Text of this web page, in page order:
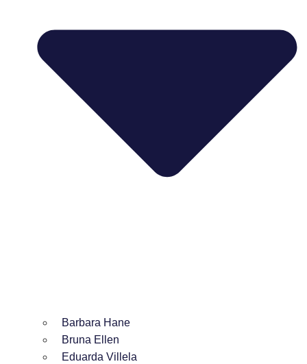
Barbara Hane
Bruna Ellen
Eduarda Villela